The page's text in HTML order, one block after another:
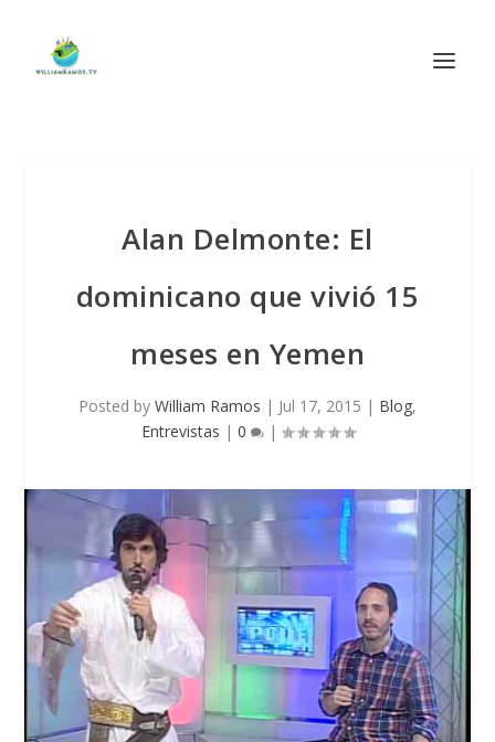
Alan Delmonte: El
dominicano que vivió 15
meses en Yemen
Posted by William Ramos | Jul 17, 2015 | Blog,
Entrevistas | 0 |